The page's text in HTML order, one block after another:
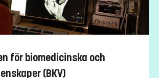
för biomedicinska och
(BKV)